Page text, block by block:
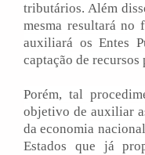
tributários. Além
mesma resultará no
auxiliará os Entes
captação de
Porém, tal
objetivo de auxiliar
da economia
Estados que já